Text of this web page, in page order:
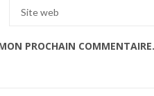
PROCHAIN COMMENTAIRE.